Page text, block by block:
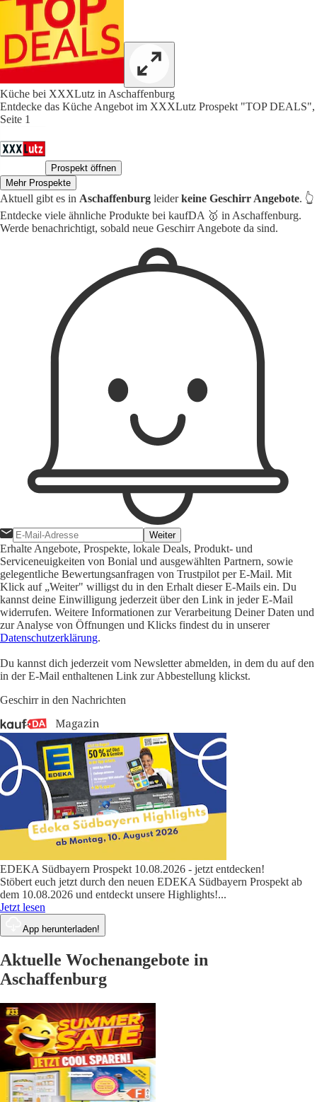
Küche bei XXXLutz in Aschaffenburg
Entdecke das Küche Angebot im XXXLutz Prospekt "TOP DEALS",
Seite 1
Prospekt öffnen
Mehr Prospekte
Aktuell gibt es in Aschaffenburg leiderkeine Geschirr Angebote. 👆
Entdecke viele ähnliche Produkte bei kaufDA 🥇 in Aschaffenburg.
Werde benachrichtigt, sobald neue Geschirr Angebote da sind.
Weiter
Erhalte Angebote, Prospekte, lokale Deals, Produkt- und
Serviceneuigkeiten von Bonial und ausgewählten Partnern, sowie
gelegentliche Bewertungsanfragen von Trustpilot per E-Mail. Mit
Klick auf „Weiter" willigst du in den Erhalt dieser E-Mails ein. Du
kannst deine Einwilligung jederzeit über den Link in jeder E-Mail
widerrufen. Weitere Informationen zur Verarbeitung Deiner Daten und
zur Analyse von Öffnungen und Klicks findest du in unserer
Datenschutzerklärung.
Du kannst dich jederzeit vom Newsletter abmelden, in dem du auf den
in der E-Mail enthaltenen Link zur Abbestellung klickst.
Geschirr in den Nachrichten
EDEKA Südbayern Prospekt 10.08.2026 - jetzt entdecken!
Stöbert euch jetzt durch den neuen EDEKA Südbayern Prospekt ab
dem 10.08.2026 und entdeckt unsere Highlights!...
Jetzt lesen
App herunterladen!
Aktuelle Wochenangebote in
Aschaffenburg